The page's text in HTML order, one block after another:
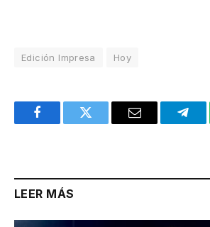
Edición Impresa Hoy
FacebookTwitter Email
LEER MÁS